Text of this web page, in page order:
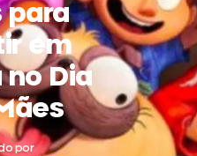
para
em
no Dia
por